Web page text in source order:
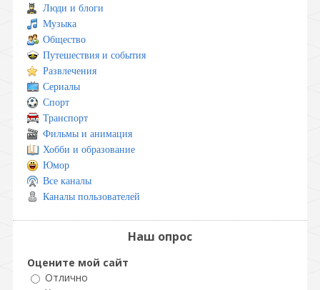
Люди и блоги
Музыка
Общество
Путешествия и события
Развлечения
Сериалы
Спорт
Транспорт
Фильмы и анимация
Хобби и образование
Юмор
Все каналы
Каналы пользователей
Наш опрос
Оцените мой сайт
Отлично